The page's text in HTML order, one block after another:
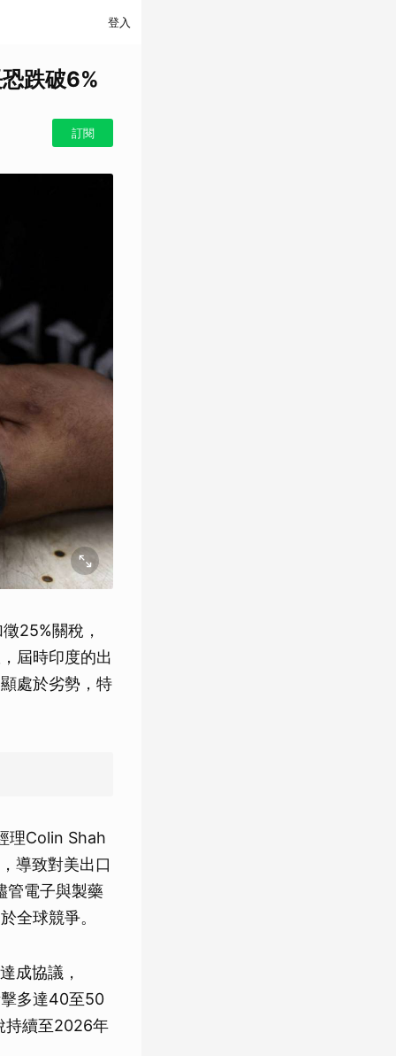
登入
跌破6%
訂閱
25%關稅，
屆時印度的出
處於劣勢，特
理Colin Shah
導致對美出口
管電子與製藥
全球競爭。
成協議，
多達40至50
持續至2026年